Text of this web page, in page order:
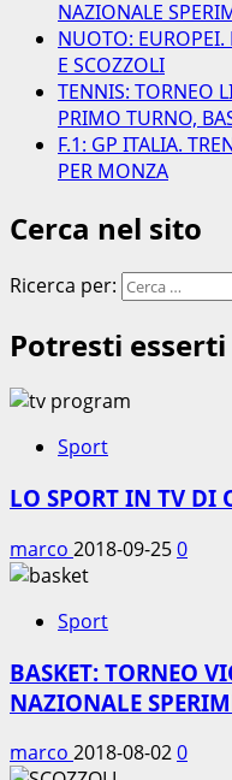
NAZIONALE
NUOTO: EUROPEI.
E SCOZZOLI
TENNIS: TORNEO
PRIMO TURNO,
F.1: GP ITALIA.
PER MONZA
Cerca nel sito
Ricerca per:
Potresti
Sport
LO SPORT IN TV DI
marco 2018-09-250
Sport
BASKET: TORNEO
NAZIONALE
marco 2018-08-020